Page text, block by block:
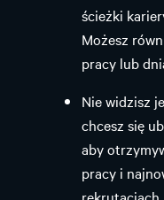
ścieżki
Możesz
pracy lub
Nie widzisz
chcesz się
aby
pracy i